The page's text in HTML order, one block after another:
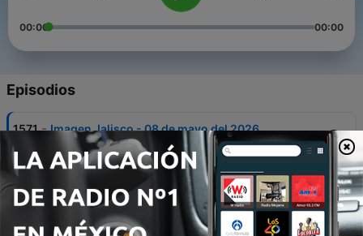
00:00 00:00
Episodios
1571 - Imagen Jalisco - 08 de mayo del 2026
11 mayo 2026
1570 Imagen Jalisco - 07 de mayo del 2026
08 mayo 2026
1569 Imagen Jalisco - 06 de mayo del 2026